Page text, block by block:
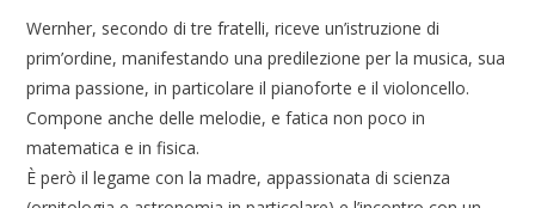
Wernher, secondo di tre fratelli, riceve un’istruzione di
prim’ordine, manifestando una predilezione per la musica, sua
prima passione, in particolare il pianoforte e il violoncello.
Compone anche delle melodie, e fatica non poco in
matematica e in fisica.
È però il legame con la madre, appassionata di scienza